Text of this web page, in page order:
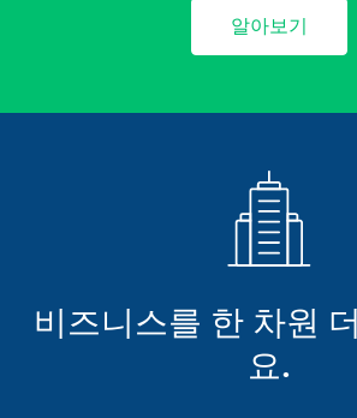
알아보기
비즈니스를 한 차원
요.